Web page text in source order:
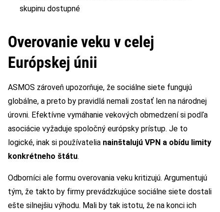
skupinu dostupné
Overovanie veku v celej
Európskej únii
ASMOS zároveň upozorňuje, že sociálne siete fungujú
globálne, a preto by pravidlá nemali zostať len na národnej
úrovni. Efektívne vymáhanie vekových obmedzení si podľa
asociácie vyžaduje spoločný európsky prístup. Je to
logické, inak si používatelia nainštalujú VPN a obídu limity
konkrétneho štátu.
Odborníci ale formu overovania veku kritizujú. Argumentujú
tým, že takto by firmy prevádzkujúce sociálne siete dostali
ešte silnejšiu výhodu. Mali by tak istotu, že na konci ich